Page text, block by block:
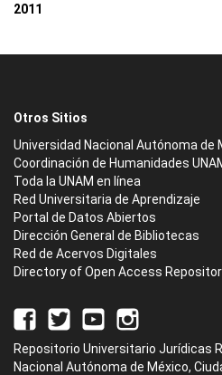
2011
Otros Sitios
Universidad Nacional Autónoma de
Coordinación de Humanidades
Toda la UNAM en línea
Red Universitaria de Aprendizaje
Portal de Datos Abiertos
Dirección General de Bibliotecas
Red de Acervos Digitales
Directory of Open Access
Repositorio Universitario Jurídicas
Nacional Autónoma de México,